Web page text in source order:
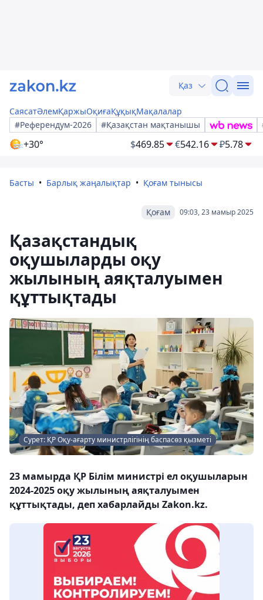
Қаз
СаясатӘлемҚаржыОқиғаҚұқықМақалалар
#Референдум-2026
#Қазақстан мақтанышы
+30° $469.85 €542.16 ₽5.78
Басты Барлық жаңалықтар Қоғам тынысы
09:03, 23 мамыр 2025
Қоғам
Қазақстандық
оқушыларды оқу
жылының аяқталуымен
құттықтады
Сурет: ҚР Оқу-ағарту министрлігінің баспасөз қызметі
23 мамырда ҚР Білім министрі ел оқушыларын
2024-2025 оқу жылының аяқталуымен
құттықтады, деп хабарлайды Zakon.kz.